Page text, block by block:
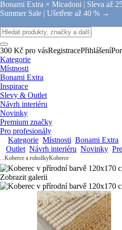
Bonami Extra × Micadoni | Sleva až
Summer Sale | Ušetřete až 40 % →
300 Kč pro vásRegistracePřihlášení
Kategorie
Místnosti
Bonami Extra
Inspirace
Slevy & Outlet
Návrh interiéru
Novinky
Premium značky
Pro profesionály
Kategorie Místnosti Bonami Extra
Outlet Návrh interiéru Novinky
...Koberce a rohožkyKoberce
Zobrazit galerii